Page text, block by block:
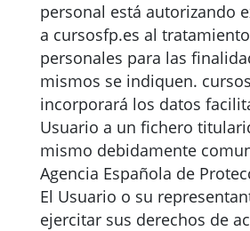
personal está autorizando
a cursosfp.es al
personales para las
mismos se indiquen.
incorporará los datos
Usuario a un fichero
mismo debidamente
Agencia Española de
El Usuario o su
ejercitar sus derechos de